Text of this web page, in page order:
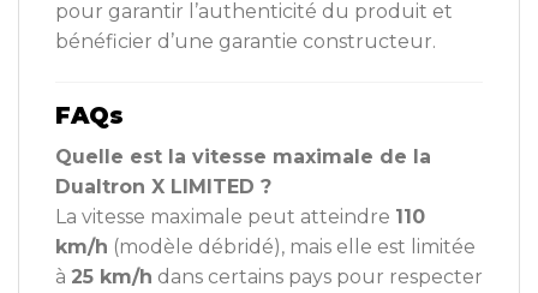
pour garantir l’authenticité du produit et
bénéficier d’une garantie constructeur.
FAQs
Quelle est la vitesse maximale de la
Dualtron X LIMITED ?
La vitesse maximale peut atteindre 110
km/h (modèle débridé), mais elle est limitée
à 25 km/h dans certains pays pour respecter